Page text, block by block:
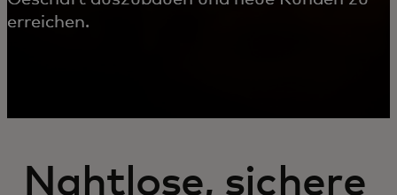
erreichen.
Nahtlose, sichere